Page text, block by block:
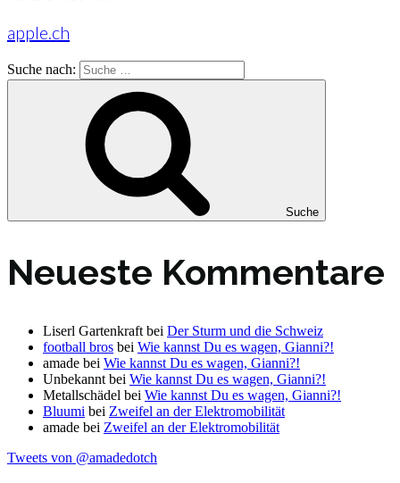
apple.ch
Suche nach:
Suche
Neueste Kommentare
Liserl Gartenkraft bei Der Sturm und die Schweiz
football bros bei Wie kannst Du es wagen, Gianni?!
amade bei Wie kannst Du es wagen, Gianni?!
Unbekannt bei Wie kannst Du es wagen, Gianni?!
Metallschädel bei Wie kannst Du es wagen, Gianni?!
Bluumi bei Zweifel an der Elektromobilität
amade bei Zweifel an der Elektromobilität
Tweets von @amadedotch